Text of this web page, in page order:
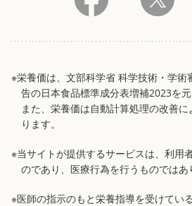
※栄養価は、文部科学省 科学技術・学術
告の日本食品標準成分表増補2023を元
また、栄養価は自動計算処理の改善
ります。
※当サイトが提供するサービスは、利用
のであり、医療行為を行うものではあ
※医師の指示のもと栄養指導を受けてい